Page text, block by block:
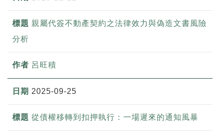
親屬代簽不動產契約之法律效力與偽造文書風險
分析
呂旺積
2025-09-25
從債權移轉到扣押執行：一場遲來的通知風暴